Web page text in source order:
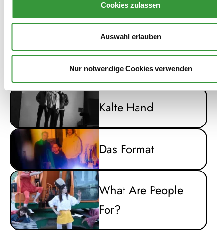
Cookies zulassen
Auswahl erlauben
Nur notwendige Cookies verwenden
Mats Gustafsson
Isokratisses
Kalte Hand
Das Format
What Are People
For?